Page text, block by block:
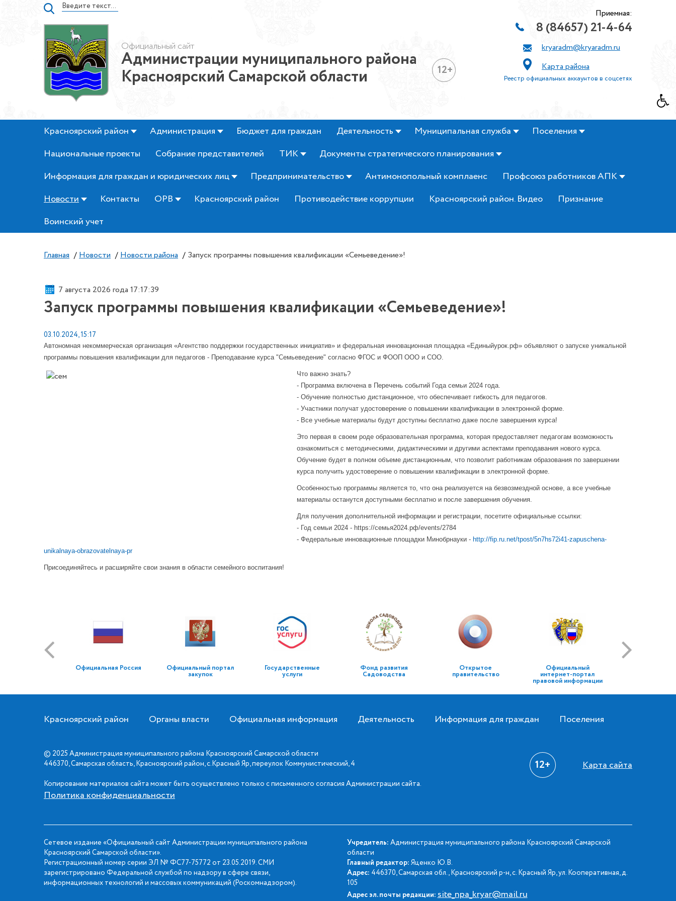
Официальный сайт
Администрации муниципального района
Красноярский Самарской области 12+
Приемная:
8 (84657) 21-4-64
kryaradm@kryaradm.ru
Карта района
Реестр официальных аккаунтов в соцсетях
Красноярский район Администрация Бюджет для граждан Деятельность Муниципальная служба
Поселения
Национальные проекты
Собрание представителей ТИК
Документы стратегического планирования
Информация для граждан и юридических лиц
Предпринимательство Антимонопольный комплаенс
Профсоюз работников АПК
Новости
Контакты ОРВ Красноярский район Противодействие коррупции Красноярский район. Видео
Признание
Воинский учет
Главная / Новости / Новости района / Запуск программы повышения квалификации «Семьеведение»!
7 августа 2026 года 17:17:39
Запуск программы повышения квалификации «Семьеведение»!
03.10.2024, 15:17
Автономная некоммерческая организация «Агентство поддержки государственных инициатив» и федеральная инновационная площадка «Единыйурок.рф» объявляют о запуске уникальной
программы повышения квалификации для педагогов - Преподавание курса "Семьеведение" согласно ФГОС и ФООП ООО и СОО.
Что важно знать?
- Программа включена в Перечень событий Года семьи 2024 года.
- Обучение полностью дистанционное, что обеспечивает гибкость для педагогов.
- Участники получат удостоверение о повышении квалификации в электронной форме.
- Все учебные материалы будут доступны бесплатно даже после завершения курса!
Это первая в своем роде образовательная программа, которая предоставляет педагогам возможность
ознакомиться с методическими, дидактическими и другими аспектами преподавания нового курса.
Обучение будет в полном объеме дистанционным, что позволит работникам образования по завершении
курса получить удостоверение о повышении квалификации в электронной форме.
Особенностью программы является то, что она реализуется на безвозмездной основе, а все учебные
материалы останутся доступными бесплатно и после завершения обучения.
Для получения дополнительной информации и регистрации, посетите официальные ссылки:
- Год семьи 2024 - https://семья2024.рф/events/2784
- Федеральные инновационные площадки Минобрнауки - http://fip.ru.net/tpost/5n7hs72i41-zapuschena-
unikalnaya-obrazovatelnaya-pr
Присоединяйтесь и расширяйте свои знания в области семейного воспитания!
Официальная Россия Официальный портал
закупок
Государственные
услуги
Фонд развития
Садоводства
Открытое
правительство
Официальный
интернет-портал
правовой информации
Красноярский район Органы власти Официальная информация Деятельность Информация для граждан Поселения
© 2025 Администрация муниципального района Красноярский Самарской области
446370, Самарская область, Красноярский район, с.Красный Яр, переулок Коммунистический, 4
Копирование материалов сайта может быть осуществлено только с письменного согласия Администрации сайта.
Политика конфиденциальности
12+ Карта сайта
Сетевое издание «Официальный сайт Администрации муниципального района
Красноярский Самарской области».
Регистрационный номер серии ЭЛ № ФС77-75772 от 23.05.2019. СМИ
зарегистрировано Федеральной службой по надзору в сфере связи,
информационных технологий и массовых коммуникаций (Роскомнадзором).
Учредитель: Администрация муниципального района Красноярский Самарской
области
Главный редактор: Яценко Ю.В.
Адрес: 446370, Самарская обл., Красноярский р-н, с. Красный Яр, ул. Кооперативная, д.
105
Адрес эл. почты редакции:site_npa_kryar@mail.ru